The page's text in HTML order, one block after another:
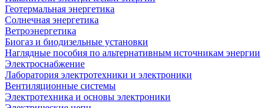
Геотермальная энергетика
Солнечная энергетика
Ветроэнергетика
Биогаз и биодизельные установки
Наглядные пособия по альтернативным источникам энергии
Электроснабжение
Лаборатория электротехники и электроники
Вентиляционные системы
Электротехника и основы электроники